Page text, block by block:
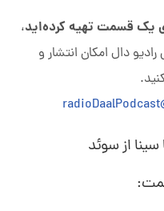
یک قسمت تهیه کرده‌اید،
دال امکان انتشار و
از سوئد